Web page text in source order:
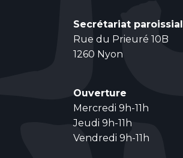
Secrétariat paroissial
Rue du Prieuré 10B
1260 Nyon
Ouverture
Mercredi 9h-11h
Jeudi 9h-11h
Vendredi 9h-11h